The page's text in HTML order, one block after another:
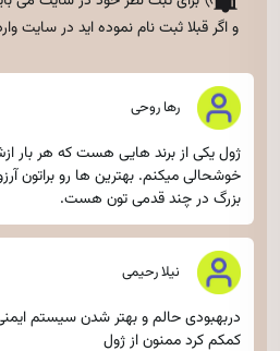
و اگر قبلا ثبت نام نموده اید در سایت
رها روحی
ژول یکی از برند هایی هست که هر بار
خوشحالی میکنم. بهترین ها رو براتون
بزرگ در چند قدمی تون هست.
نیلا رحیمی
دربهبودی حالم و بهتر شدن سیستم
کمکم کرد ممنون از ژول